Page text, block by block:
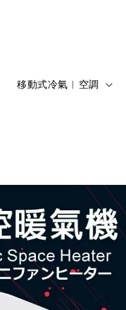
移動式冷氣︱空調